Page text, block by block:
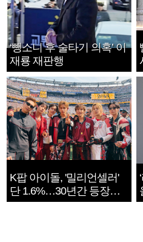
‘뺑소니 후 술타기 의혹’ 이
재룡 재판행
K팝 아이돌, '밀리언셀러'
단 1.6%…30년간 등장
1182개팀 전수조사